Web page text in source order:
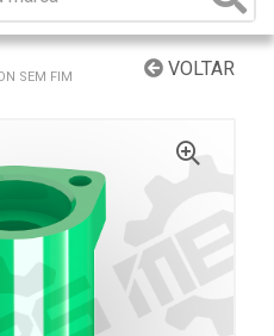
VOLTAR
SEM FIM